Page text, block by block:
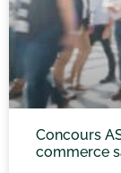
Concours
commerce